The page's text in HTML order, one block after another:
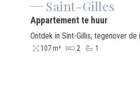
Saint-Gilles
Appartement te huur
107 m² 2 1